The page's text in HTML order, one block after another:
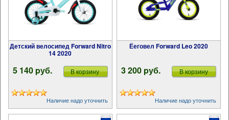
Детский велосипед Forward Nitro
14 2020
5 140 pуб. В корзину
Наличие надо уточнить
Ёеговел Forward Leo 2020
3 200 pуб. В корзину
Наличие надо уточнить